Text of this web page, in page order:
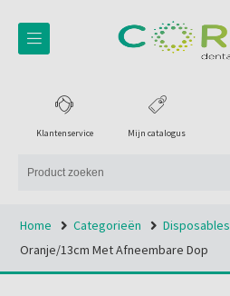
Mijn catalogus
Klantenservice
Home Categorieën Disposables
Oranje/13cm Met Afneembare Dop